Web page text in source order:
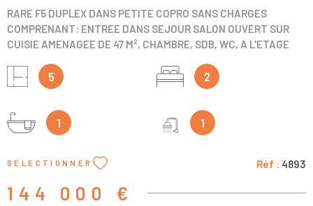
RARE F5 DUPLEX DANS PETITE COPRO SANS CHARGES
COMPRENANT: ENTREE DANS SEJOUR SALON OUVERT SUR
CUISIE AMENAGEE DE 47 M², CHAMBRE, SDB, WC, A L'ETAGE
PLACE DE PARKING, PRODUIT AVEC UN CHARME FOU A VOIR
VITE
5 2
1 1
SÉLECTIONNER Réf : 4893
144 000 €